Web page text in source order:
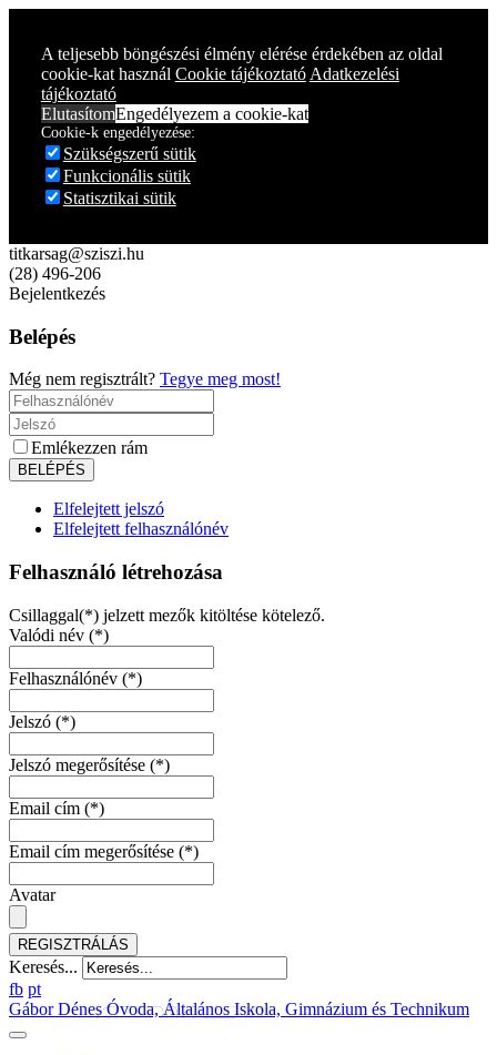
A teljesebb böngészési élmény elérése érdekében az oldal
cookie-kat használ Cookie tájékoztató Adatkezelési
tájékoztató
ElutasítomEngedélyezem a cookie-kat
Cookie-k engedélyezése:
Szükségszerű sütik
Funkcionális sütik
Statisztikai sütik
titkarsag@sziszi.hu
(28) 496-206
Bejelentkezés
Belépés
Még nem regisztrált? Tegye meg most!
Emlékezzen rám
Elfelejtett jelszó
Elfelejtett felhasználónév
Felhasználó létrehozása
Csillaggal(*) jelzett mezők kitöltése kötelező.
Valódi név (*)
Felhasználónév (*)
Jelszó (*)
Jelszó megerősítése (*)
Email cím (*)
Email cím megerősítése (*)
Avatar
REGISZTRÁLÁS
Keresés...
fb pt
Gábor Dénes Óvoda, Általános Iskola, Gimnázium és Technikum